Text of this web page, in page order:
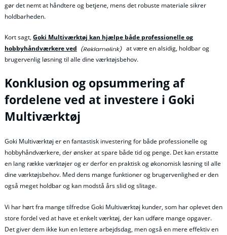
gør det nemt at håndtere og betjene, mens det robuste materiale sikrer
holdbarheden.
Kort sagt, Goki Multiværktøj kan hjælpe både professionelle og
hobbyhåndværkere ved
at være en alsidig, holdbar og
brugervenlig løsning til alle dine værktøjsbehov.
Konklusion og opsummering af
fordelene ved at investere i Goki
Multiværktøj
Goki Multiværktøj er en fantastisk investering for både professionelle og
hobbyhåndværkere, der ønsker at spare både tid og penge. Det kan erstatte
en lang række værktøjer og er derfor en praktisk og økonomisk løsning til alle
dine værktøjsbehov. Med dens mange funktioner og brugervenlighed er den
også meget holdbar og kan modstå års slid og slitage.
Vi har hørt fra mange tilfredse Goki Multiværktøj kunder, som har oplevet den
store fordel ved at have et enkelt værktøj, der kan udføre mange opgaver.
Det giver dem ikke kun en lettere arbejdsdag, men også en mere effektiv en